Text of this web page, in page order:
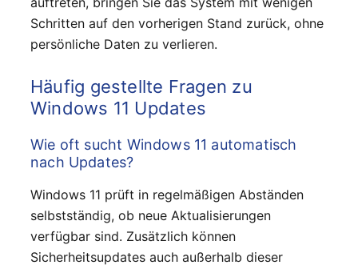
Schritten auf den vorherigen Stand zurück, ohne
persönliche Daten zu verlieren.
Häufig gestellte Fragen zu
Windows 11 Updates
Wie oft sucht Windows 11 automatisch
nach Updates?
Windows 11 prüft in regelmäßigen Abständen
selbstständig, ob neue Aktualisierungen
verfügbar sind. Zusätzlich können
Sicherheitsupdates auch außerhalb dieser